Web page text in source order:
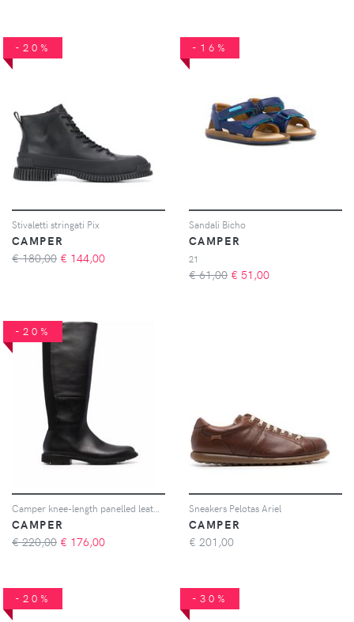
-20%
Stivaletti stringati Pix
CAMPER
€ 180,00 € 144,00
-16%
Sandali Bicho
CAMPER
21
€ 61,00 € 51,00
-20%
CAMPER
€ 220,00 € 176,00
Sneakers Pelotas Ariel
CAMPER
€ 201,00
-20% -30%